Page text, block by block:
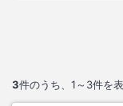
3件のうち、 1～3件を